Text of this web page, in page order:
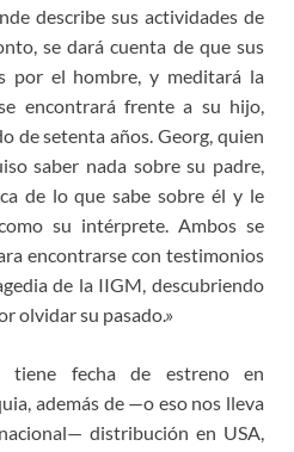
describe sus actividades de
se dará cuenta de que sus
por el hombre, y meditará la
encontrará frente a su hijo,
de setenta años. Georg, quien
saber nada sobre su padre,
de lo que sabe sobre él y le
su intérprete. Ambos se
encontrarse con testimonios
de la IIGM, descubriendo
olvidar su pasado.»
fecha de estreno en
además de —o eso nos lleva
distribución en USA,